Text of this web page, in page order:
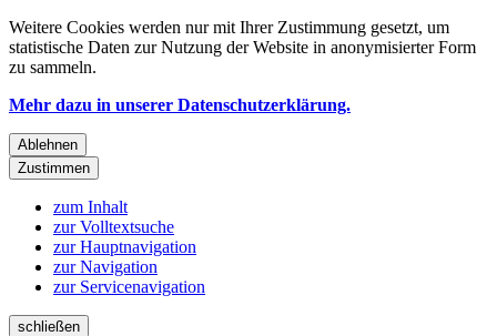
Weitere Cookies werden nur mit Ihrer Zustimmung gesetzt, um
statistische Daten zur Nutzung der Website in anonymisierter Form
zu sammeln.
Mehr dazu in unserer Datenschutzerklärung.
Ablehnen
Zustimmen
zum Inhalt
zur Volltextsuche
zur Hauptnavigation
zur Navigation
zur Servicenavigation
schließen